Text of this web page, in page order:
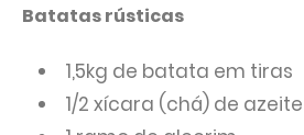
Batatas rústicas
1,5kg de batata em tiras
1/2 xícara (chá) de azeite